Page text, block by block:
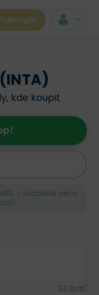
kde koupit
• Uváděná cena
Co to je?